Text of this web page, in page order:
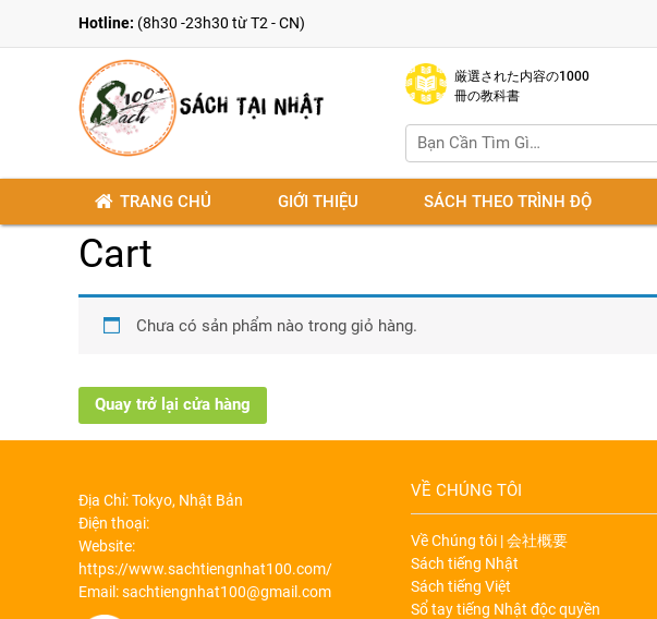
Hotline: (8h30 -23h30 từ T2 - CN)
厳選された内容の1000
冊の教科書
TRANG CHỦ GIỚI THIỆU SÁCH THEO TRÌNH ĐỘ
Cart
Chưa có sản phẩm nào trong giỏ hàng.
Quay trở lại cửa hàng
Địa Chỉ: Tokyo, Nhật Bản
Điện thoại:
Website:
https://www.sachtiengnhat100.com/
Email: sachtiengnhat100@gmail.com
VỀ CHÚNG TÔI
Về Chúng tôi | 会社概要
Sách tiếng Nhật
Sách tiếng Việt
Sổ tay tiếng Nhật độc quyền